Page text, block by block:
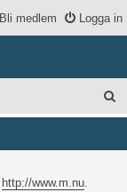
Logga in
Bli medlem
ö
k
http://www.m.nu.